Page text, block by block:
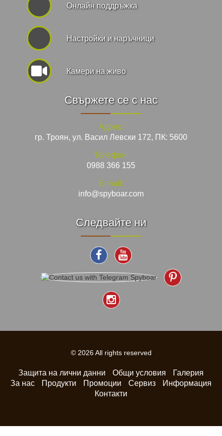
Онлайн поддръжка
Hастройки и наръчници
Камери на живо
Свържете се с нас
Адрес:
гр. Троян, ул. Васил Левски 172, ПК: 5600
Телефон:
0988 366 155
E-mail:
info@spyboar.com
Следвайте ни
© 2026 All rights reserved
Защита на лични данни Общи условия
Галерия
За нас
Продукти Промоции Сервиз
Информация
Контакти